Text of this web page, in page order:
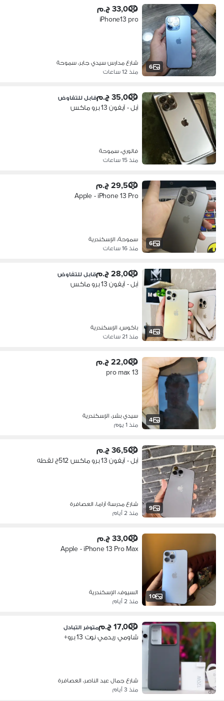
6
33,000 ج.م
iPhone13 pro
شارع مدارس سيدي جابر، سموحة
منذ 12 ساعات
35,000 ج.م قابل للتفاوض
آبل - آيفون 13 برو ماكس
فالوري، سموحة
منذ 15 ساعات
6
29,500 ج.م
Apple - iPhone 13 Pro
سموحة، الإسكندرية
منذ 16 ساعات
4
28,000 ج.م قابل للتفاوض
آبل - آيفون 13 برو ماكس
باكوس، الإسكندرية
منذ 21 ساعات
4
22,000 ج.م
13 pro max
سيدي بشر، الإسكندرية
منذ 1 يوم
9
36,500 ج.م
آبل - آيفون 13 برو ماكس 512ج لقطه
شارع مدرسة آراما، العصافرة
منذ 2 أيام
10
33,000 ج.م
Apple - iPhone 13 Pro Max
السيوف، الإسكندرية
منذ 2 أيام
17,000 ج.م متوفر التبادل
شاومي ريدمي نوت 13 برو+
شارع جمال عبد الناصر، العصافرة
منذ 3 أيام